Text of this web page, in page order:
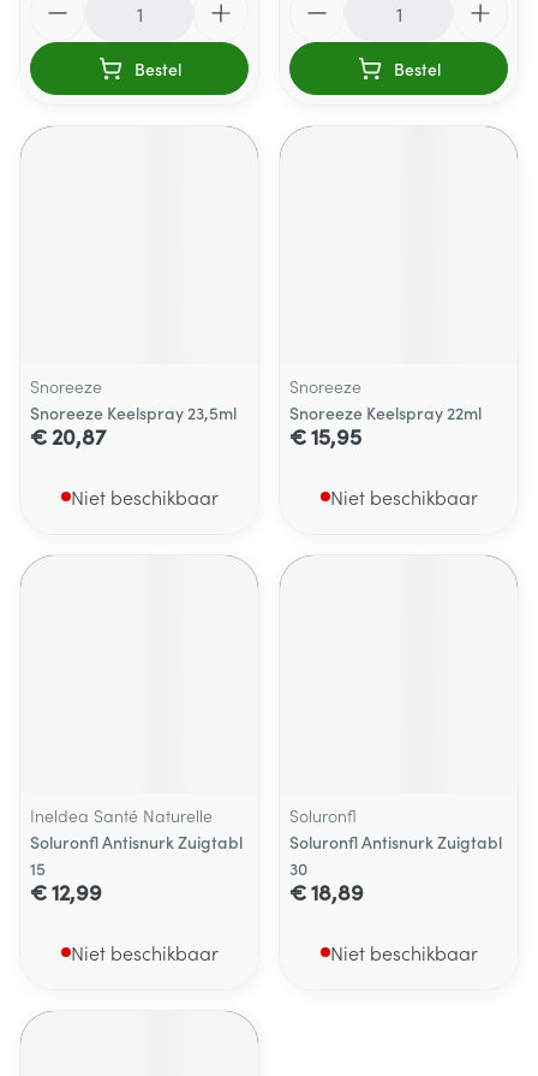
Bestel Bestel
Snoreeze
Snoreeze Keelspray 23,5ml
€ 20,87
Niet beschikbaar
Snoreeze
Snoreeze Keelspray 22ml
€ 15,95
Niet beschikbaar
Ineldea Santé Naturelle
Soluronfl Antisnurk Zuigtabl
15
€ 12,99
Niet beschikbaar
Soluronfl
Soluronfl Antisnurk Zuigtabl
30
€ 18,89
Niet beschikbaar